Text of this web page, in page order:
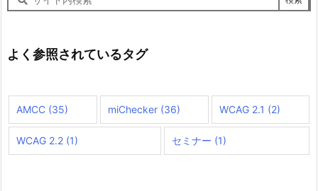
イ
検
索
よく参照されているタグ
AMCC (35) miChecker(36) WCAG 2.1 (2)
WCAG 2.2 (1) セミナー (1)